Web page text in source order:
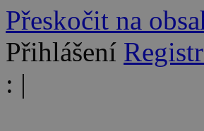
Přeskočit na
Přihlášení
: |